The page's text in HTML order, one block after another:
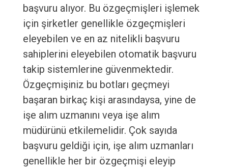
başvuru alıyor. Bu özgeçmişleri işlemek
için şirketler genellikle özgeçmişleri
eleyebilen ve en az nitelikli başvuru
sahiplerini eleyebilen otomatik başvuru
takip sistemlerine güvenmektedir.
Özgeçmişiniz bu botları geçmeyi
başaran birkaç kişi arasındaysa, yine de
işe alım uzmanını veya işe alım
müdürünü etkilemelidir. Çok sayıda
başvuru geldiği için, işe alım uzmanları
genellikle her bir özgeçmişi eleyip